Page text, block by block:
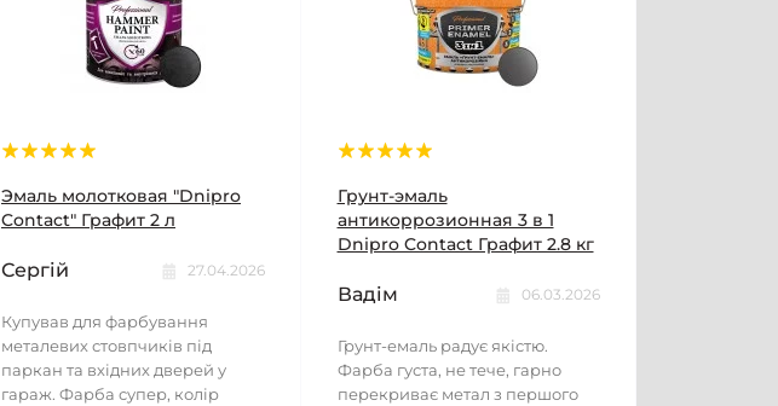
Эмаль молотковая "Dnipro
Contact" Графит 2 л
Сергій 27.04.2026
Купував для фарбування
металевих стовпчиків під
паркан та вхідних дверей у
гараж. Фарба супер, колір
Грунт-эмаль
антикоррозионная 3 в 1
Dnipro Contact Графит 2.8 кг
Вадім 06.03.2026
Грунт-емаль радує якістю.
Фарба густа, не тече, гарно
перекриває метал з першого